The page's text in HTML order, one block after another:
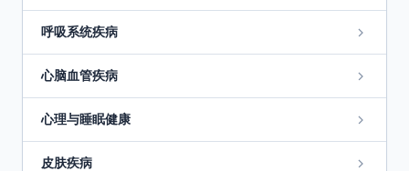
呼吸系统疾病
心脑血管疾病
心理与睡眠健康
皮肤疾病